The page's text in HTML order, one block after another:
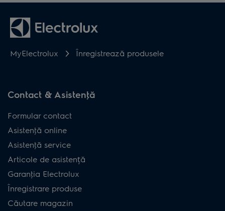
MyElectrolux Înregistrează produsele
Contact & Asistenţă
Formular contact
Asistenţă online
Asistenţă service
Articole de asistență
Garanţia Electrolux
Înregistrare produse
Căutare magazin